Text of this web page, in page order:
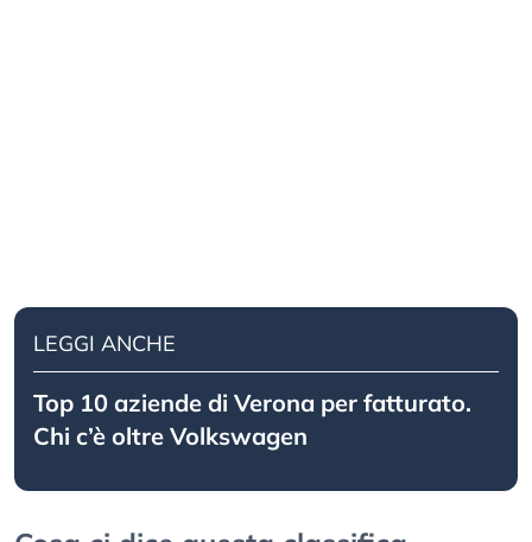
LEGGI ANCHE
Top 10 aziende di Verona per fatturato.
Chi c’è oltre Volkswagen